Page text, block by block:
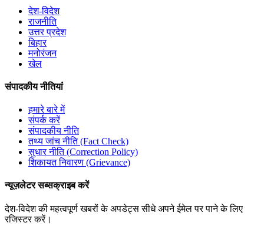
देश-विदेश
राजनीति
उत्तर प्रदेश
बिहार
मनोरंजन
खेल
संपादकीय नीतियां
हमारे बारे में
संपर्क करें
संपादकीय नीति
तथ्य जांच नीति (Fact Check)
सुधार नीति (Correction Policy)
शिकायत निवारण (Grievance)
न्यूज़लेटर सब्सक्राइब करें
देश-विदेश की महत्वपूर्ण खबरों के अपडेट्स सीधे अपने ईमेल पर पाने के लिए
रजिस्टर करें।